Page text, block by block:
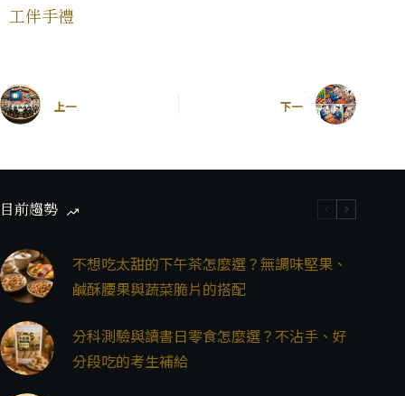
工伴手禮
上一 下一
目前趨勢
不想吃太甜的下午茶怎麼選？無調味堅果、
鹹酥腰果與蔬菜脆片的搭配
分科測驗與讀書日零食怎麼選？不沾手、好
分段吃的考生補給